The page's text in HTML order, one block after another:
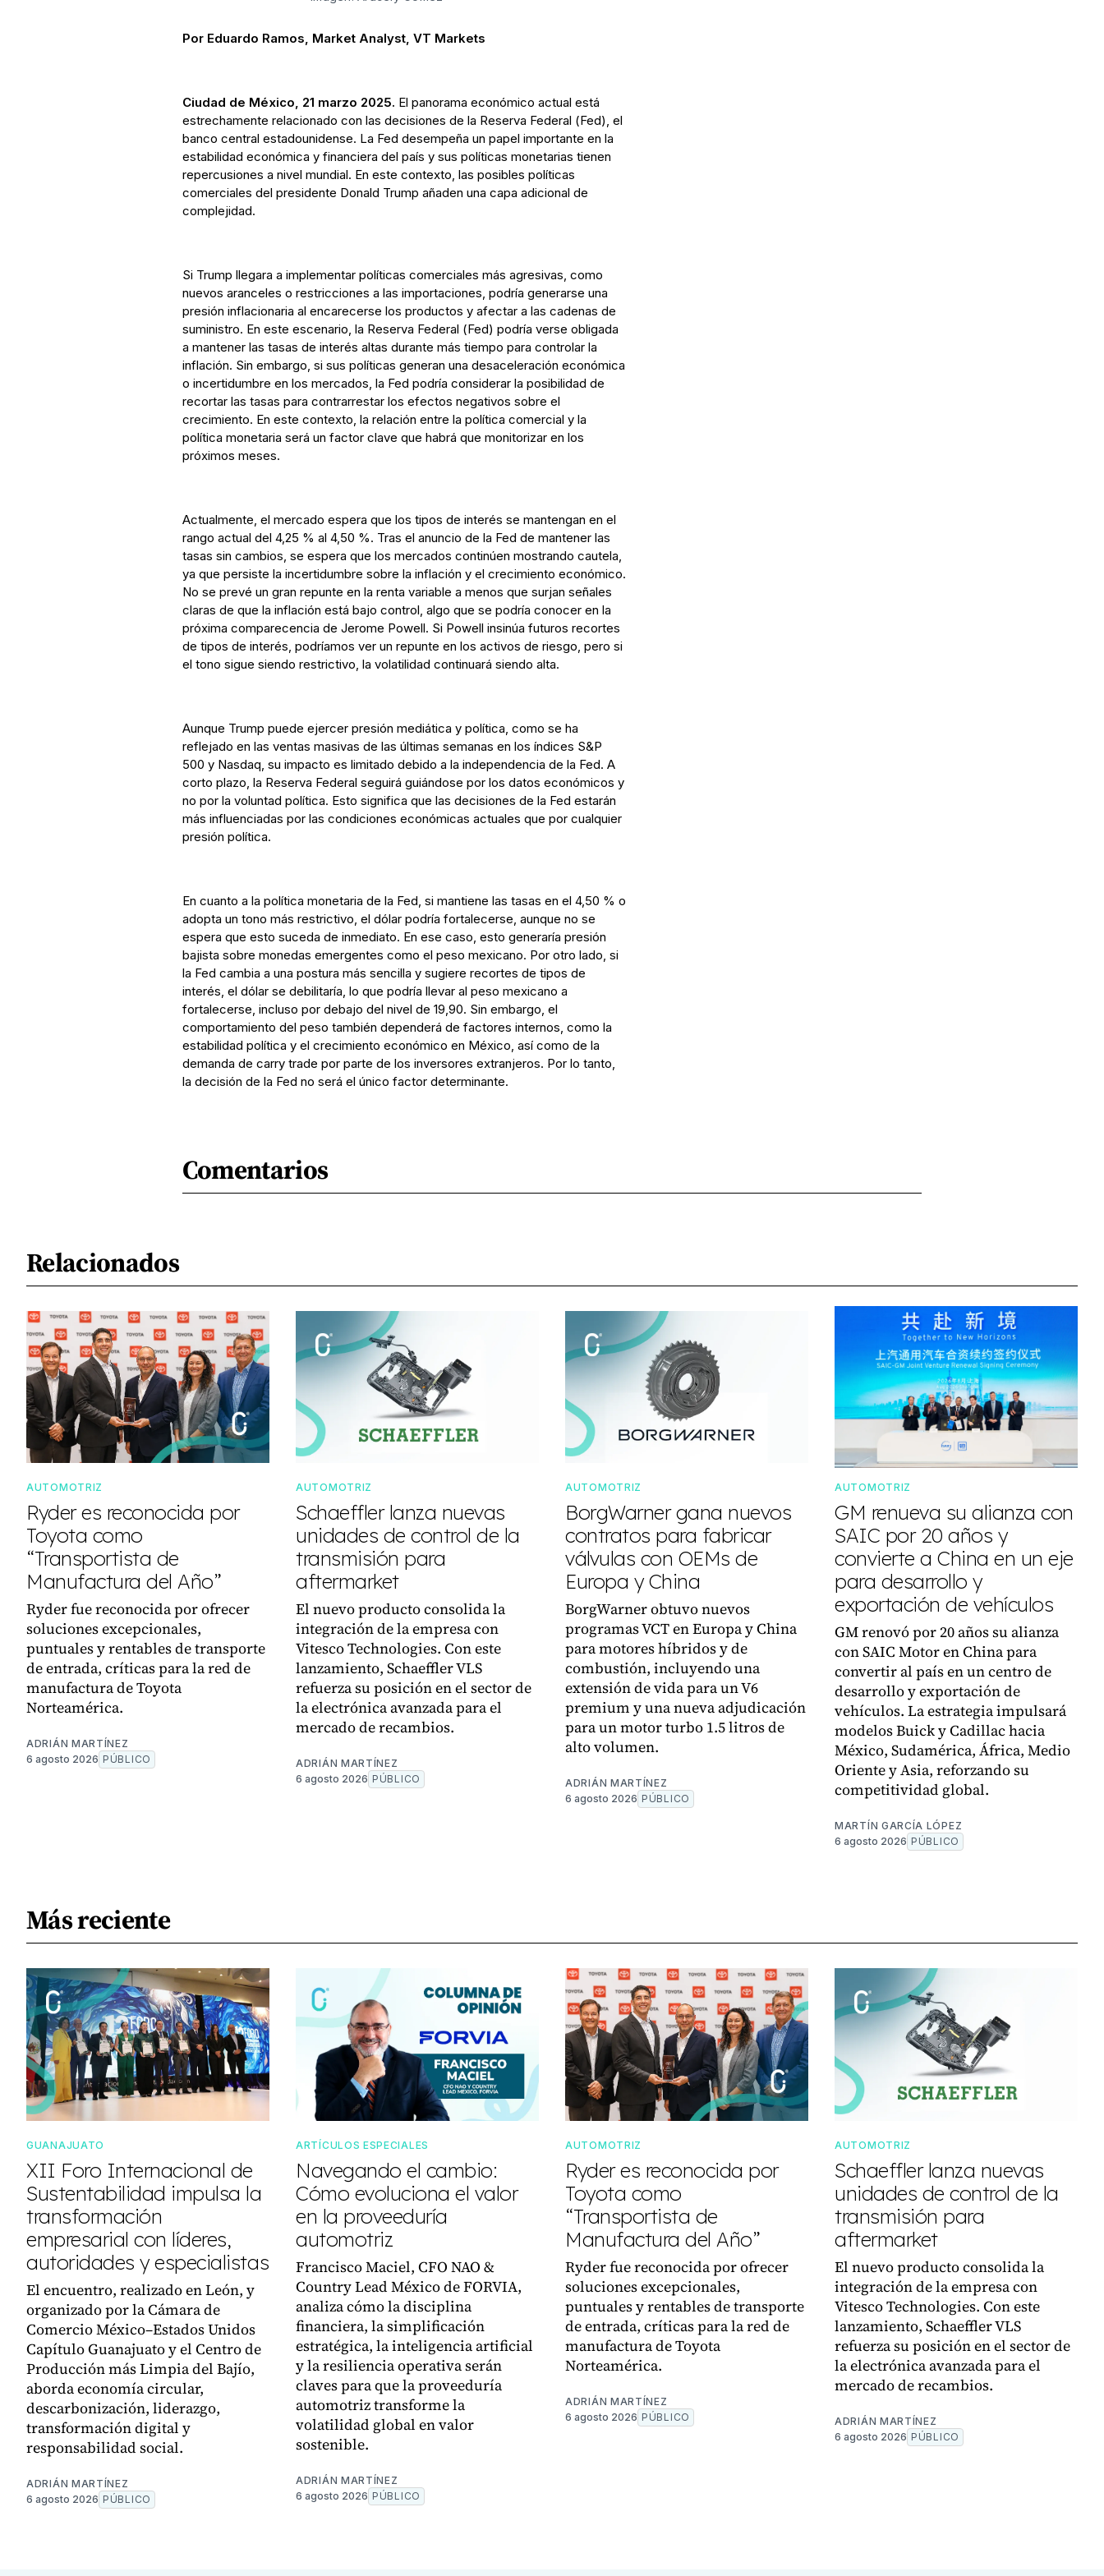
Por Eduardo Ramos, Market Analyst, VT Markets
Ciudad de México, 21 marzo 2025. El panorama económico actual está
estrechamente relacionado con las decisiones de la Reserva Federal (Fed), el
banco central estadounidense. La Fed desempeña un papel importante en la
estabilidad económica y financiera del país y sus políticas monetarias tienen
repercusiones a nivel mundial. En este contexto, las posibles políticas
comerciales del presidente Donald Trump añaden una capa adicional de
complejidad.
Si Trump llegara a implementar políticas comerciales más agresivas, como
nuevos aranceles o restricciones a las importaciones, podría generarse una
presión inflacionaria al encarecerse los productos y afectar a las cadenas de
suministro. En este escenario, la Reserva Federal (Fed) podría verse obligada
a mantener las tasas de interés altas durante más tiempo para controlar la
inflación. Sin embargo, si sus políticas generan una desaceleración económica
o incertidumbre en los mercados, la Fed podría considerar la posibilidad de
recortar las tasas para contrarrestar los efectos negativos sobre el
crecimiento. En este contexto, la relación entre la política comercial y la
política monetaria será un factor clave que habrá que monitorizar en los
próximos meses.
Actualmente, el mercado espera que los tipos de interés se mantengan en el
rango actual del 4,25 % al 4,50 %. Tras el anuncio de la Fed de mantener las
tasas sin cambios, se espera que los mercados continúen mostrando cautela,
ya que persiste la incertidumbre sobre la inflación y el crecimiento económico.
No se prevé un gran repunte en la renta variable a menos que surjan señales
claras de que la inflación está bajo control, algo que se podría conocer en la
próxima comparecencia de Jerome Powell. Si Powell insinúa futuros recortes
de tipos de interés, podríamos ver un repunte en los activos de riesgo, pero si
el tono sigue siendo restrictivo, la volatilidad continuará siendo alta.
Aunque Trump puede ejercer presión mediática y política, como se ha
reflejado en las ventas masivas de las últimas semanas en los índices S&P
500 y Nasdaq, su impacto es limitado debido a la independencia de la Fed. A
corto plazo, la Reserva Federal seguirá guiándose por los datos económicos y
no por la voluntad política. Esto significa que las decisiones de la Fed estarán
más influenciadas por las condiciones económicas actuales que por cualquier
presión política.
En cuanto a la política monetaria de la Fed, si mantiene las tasas en el 4,50 % o
adopta un tono más restrictivo, el dólar podría fortalecerse, aunque no se
espera que esto suceda de inmediato. En ese caso, esto generaría presión
bajista sobre monedas emergentes como el peso mexicano. Por otro lado, si
la Fed cambia a una postura más sencilla y sugiere recortes de tipos de
interés, el dólar se debilitaría, lo que podría llevar al peso mexicano a
fortalecerse, incluso por debajo del nivel de 19,90. Sin embargo, el
comportamiento del peso también dependerá de factores internos, como la
estabilidad política y el crecimiento económico en México, así como de la
demanda de carry trade por parte de los inversores extranjeros. Por lo tanto,
la decisión de la Fed no será el único factor determinante.
Comentarios
Relacionados
AUTOMOTRIZ
Ryder es reconocida por
Toyota como
“Transportista de
Manufactura del Año”
Ryder fue reconocida por ofrecer
soluciones excepcionales,
puntuales y rentables de transporte
de entrada, críticas para la red de
manufactura de Toyota
Norteamérica.
ADRIÁN MARTÍNEZ
6 agosto 2026 PÚBLICO
AUTOMOTRIZ
Schaeffler lanza nuevas
unidades de control de la
transmisión para
aftermarket
El nuevo producto consolida la
integración de la empresa con
Vitesco Technologies. Con este
lanzamiento, Schaeffler VLS
refuerza su posición en el sector de
la electrónica avanzada para el
mercado de recambios.
ADRIÁN MARTÍNEZ
6 agosto 2026 PÚBLICO
AUTOMOTRIZ
BorgWarner gana nuevos
contratos para fabricar
válvulas con OEMs de
Europa y China
BorgWarner obtuvo nuevos
programas VCT en Europa y China
para motores híbridos y de
combustión, incluyendo una
extensión de vida para un V6
premium y una nueva adjudicación
para un motor turbo 1.5 litros de
alto volumen.
ADRIÁN MARTÍNEZ
6 agosto 2026 PÚBLICO
AUTOMOTRIZ
GM renueva su alianza con
SAIC por 20 años y
convierte a China en un eje
para desarrollo y
exportación de vehículos
GM renovó por 20 años su alianza
con SAIC Motor en China para
convertir al país en un centro de
desarrollo y exportación de
vehículos. La estrategia impulsará
modelos Buick y Cadillac hacia
México, Sudamérica, África, Medio
Oriente y Asia, reforzando su
competitividad global.
MARTÍN GARCÍA LÓPEZ
6 agosto 2026 PÚBLICO
Más reciente
GUANAJUATO
XII Foro Internacional de
Sustentabilidad impulsa la
transformación
empresarial con líderes,
autoridades y especialistas
El encuentro, realizado en León, y
organizado por la Cámara de
Comercio México–Estados Unidos
Capítulo Guanajuato y el Centro de
Producción más Limpia del Bajío,
aborda economía circular,
descarbonización, liderazgo,
transformación digital y
responsabilidad social.
ADRIÁN MARTÍNEZ
6 agosto 2026 PÚBLICO
ARTÍCULOS ESPECIALES
Navegando el cambio:
Cómo evoluciona el valor
en la proveeduría
automotriz
Francisco Maciel, CFO NAO &
Country Lead México de FORVIA,
analiza cómo la disciplina
financiera, la simplificación
estratégica, la inteligencia artificial
y la resiliencia operativa serán
claves para que la proveeduría
automotriz transforme la
volatilidad global en valor
sostenible.
ADRIÁN MARTÍNEZ
6 agosto 2026 PÚBLICO
AUTOMOTRIZ
Ryder es reconocida por
Toyota como
“Transportista de
Manufactura del Año”
Ryder fue reconocida por ofrecer
soluciones excepcionales,
puntuales y rentables de transporte
de entrada, críticas para la red de
manufactura de Toyota
Norteamérica.
ADRIÁN MARTÍNEZ
6 agosto 2026 PÚBLICO
AUTOMOTRIZ
Schaeffler lanza nuevas
unidades de control de la
transmisión para
aftermarket
El nuevo producto consolida la
integración de la empresa con
Vitesco Technologies. Con este
lanzamiento, Schaeffler VLS
refuerza su posición en el sector de
la electrónica avanzada para el
mercado de recambios.
ADRIÁN MARTÍNEZ
6 agosto 2026 PÚBLICO